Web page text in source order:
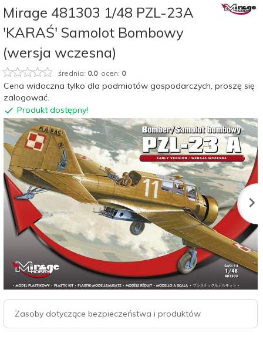
Mirage 481303 1/48 PZL-23A
'KARAŚ' Samolot Bombowy
(wersja wczesna)
średnia: 0.0ocen: 0
Cena widoczna tylko dla podmiotów gospodarczych, proszę się
zalogować.
Produkt dostępny!
Zasoby dotyczące bezpieczeństwa i produktów